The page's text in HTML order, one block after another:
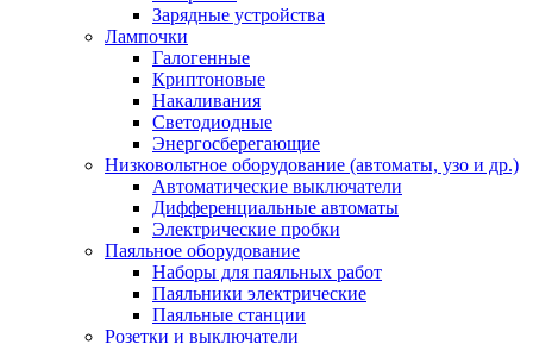
Зарядные устройства
Лампочки
Галогенные
Криптоновые
Накаливания
Светодиодные
Энергосберегающие
Низковольтное оборудование (автоматы, узо и др.)
Автоматические выключатели
Дифференциальные автоматы
Электрические пробки
Паяльное оборудование
Наборы для паяльных работ
Паяльники электрические
Паяльные станции
Розетки и выключатели